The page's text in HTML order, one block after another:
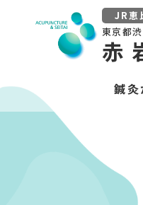
JR恵
東京都
赤
鍼